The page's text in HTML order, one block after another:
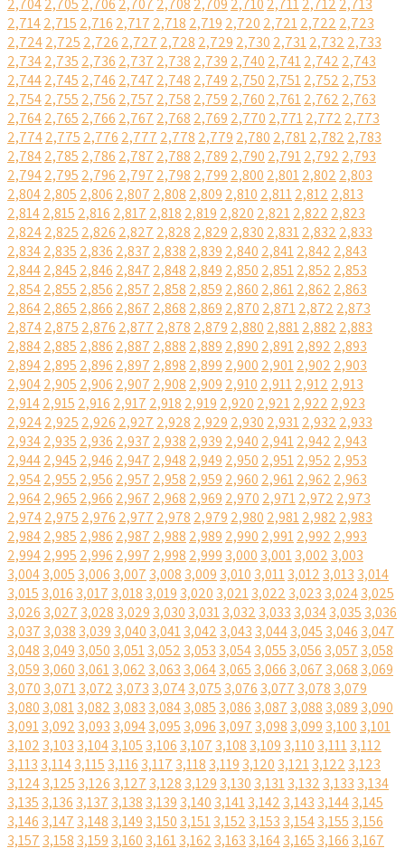
2,7042,705 2,706 2,707 2,708 2,709 2,710 2,7112,712 2,713
2,7142,715 2,716 2,717 2,718 2,719 2,720 2,7212,722 2,723
2,7242,725 2,726 2,727 2,728 2,729 2,730 2,7312,732 2,733
2,7342,735 2,736 2,737 2,738 2,739 2,740 2,7412,742 2,743
2,7442,745 2,746 2,747 2,748 2,749 2,750 2,7512,752 2,753
2,7542,755 2,756 2,757 2,758 2,759 2,760 2,7612,762 2,763
2,7642,765 2,766 2,767 2,768 2,769 2,770 2,7712,772 2,773
2,7742,775 2,776 2,777 2,778 2,779 2,780 2,7812,782 2,783
2,7842,785 2,786 2,787 2,788 2,789 2,790 2,7912,792 2,793
2,7942,795 2,796 2,797 2,798 2,799 2,800 2,8012,802 2,803
2,8042,805 2,806 2,807 2,808 2,809 2,810 2,8112,812 2,813
2,8142,815 2,816 2,817 2,818 2,819 2,820 2,8212,822 2,823
2,8242,825 2,826 2,827 2,828 2,829 2,830 2,8312,832 2,833
2,8342,835 2,836 2,837 2,838 2,839 2,840 2,8412,842 2,843
2,8442,845 2,846 2,847 2,848 2,849 2,850 2,8512,852 2,853
2,8542,855 2,856 2,857 2,858 2,859 2,860 2,8612,862 2,863
2,8642,865 2,866 2,867 2,868 2,869 2,870 2,8712,872 2,873
2,8742,875 2,876 2,877 2,878 2,879 2,880 2,8812,882 2,883
2,8842,885 2,886 2,887 2,888 2,889 2,890 2,8912,892 2,893
2,8942,895 2,896 2,897 2,898 2,899 2,900 2,9012,902 2,903
2,9042,905 2,906 2,907 2,908 2,909 2,910 2,9112,912 2,913
2,9142,915 2,916 2,917 2,918 2,919 2,920 2,9212,922 2,923
2,9242,925 2,926 2,927 2,928 2,929 2,930 2,9312,932 2,933
2,9342,935 2,936 2,937 2,938 2,939 2,940 2,9412,942 2,943
2,9442,945 2,946 2,947 2,948 2,949 2,950 2,9512,952 2,953
2,9542,955 2,956 2,957 2,958 2,959 2,960 2,9612,962 2,963
2,9642,965 2,966 2,967 2,968 2,969 2,970 2,9712,972 2,973
2,9742,975 2,976 2,977 2,978 2,979 2,980 2,9812,982 2,983
2,9842,985 2,986 2,987 2,988 2,989 2,990 2,9912,992 2,993
2,9942,995 2,996 2,997 2,998 2,999 3,000 3,0013,002 3,003
3,0043,005 3,006 3,007 3,008 3,009 3,010 3,0113,012 3,013 3,014
3,015 3,016 3,017 3,018 3,019 3,020 3,0213,022 3,023 3,0243,025
3,026 3,027 3,028 3,029 3,030 3,0313,032 3,033 3,0343,035 3,036
3,037 3,038 3,039 3,040 3,0413,042 3,043 3,0443,045 3,046 3,047
3,048 3,049 3,050 3,0513,052 3,053 3,0543,055 3,056 3,057 3,058
3,059 3,060 3,0613,062 3,063 3,0643,065 3,066 3,067 3,068 3,069
3,070 3,0713,072 3,073 3,0743,075 3,076 3,077 3,078 3,079
3,080 3,0813,082 3,083 3,0843,085 3,086 3,087 3,088 3,089 3,090
3,0913,092 3,093 3,0943,095 3,096 3,097 3,098 3,099 3,100 3,101
3,102 3,103 3,1043,105 3,106 3,107 3,108 3,109 3,110 3,1113,112
3,113 3,1143,115 3,116 3,117 3,118 3,119 3,120 3,1213,122 3,123
3,1243,125 3,126 3,127 3,128 3,129 3,130 3,1313,132 3,133 3,134
3,135 3,136 3,137 3,138 3,139 3,140 3,1413,142 3,143 3,1443,145
3,146 3,147 3,148 3,149 3,150 3,1513,152 3,153 3,1543,155 3,156
3,157 3,158 3,159 3,160 3,1613,162 3,163 3,1643,165 3,166 3,167